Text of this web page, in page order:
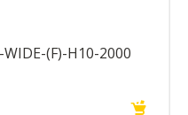
(F)-H10-2000